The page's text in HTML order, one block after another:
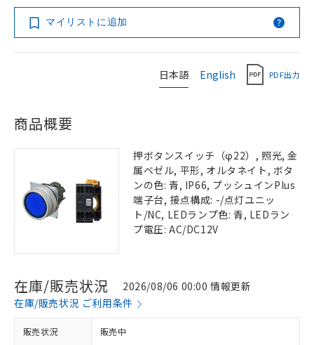
マイリストに追加
日本語 English PDF出力
商品概要
押ボタンスイッチ（φ22）, 照光, 金
属ベゼル, 平形, オルタネイト, ボタ
ンの色: 青, IP66, プッシュインPlus
端子台, 接点構成: -/点灯ユニッ
ト/NC, LEDランプ色: 青, LEDラン
プ電圧: AC/DC12V
在庫/販売状況
2026/08/06 00:00 情報更新
在庫/販売状況 ご利用条件
販売状況 販売中